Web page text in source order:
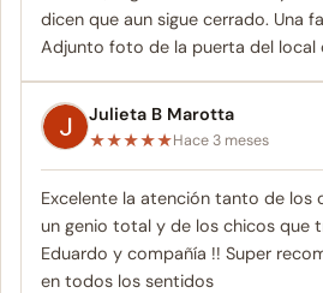
dicen que aun sigue cerrado. Una
Adjunto foto de la puerta del local
Julieta B Marotta
★★★★★Hace 3 meses
Excelente la atención tanto de los
un genio total y de los chicos que
Eduardo y compañía !! Super
en todos los sentidos